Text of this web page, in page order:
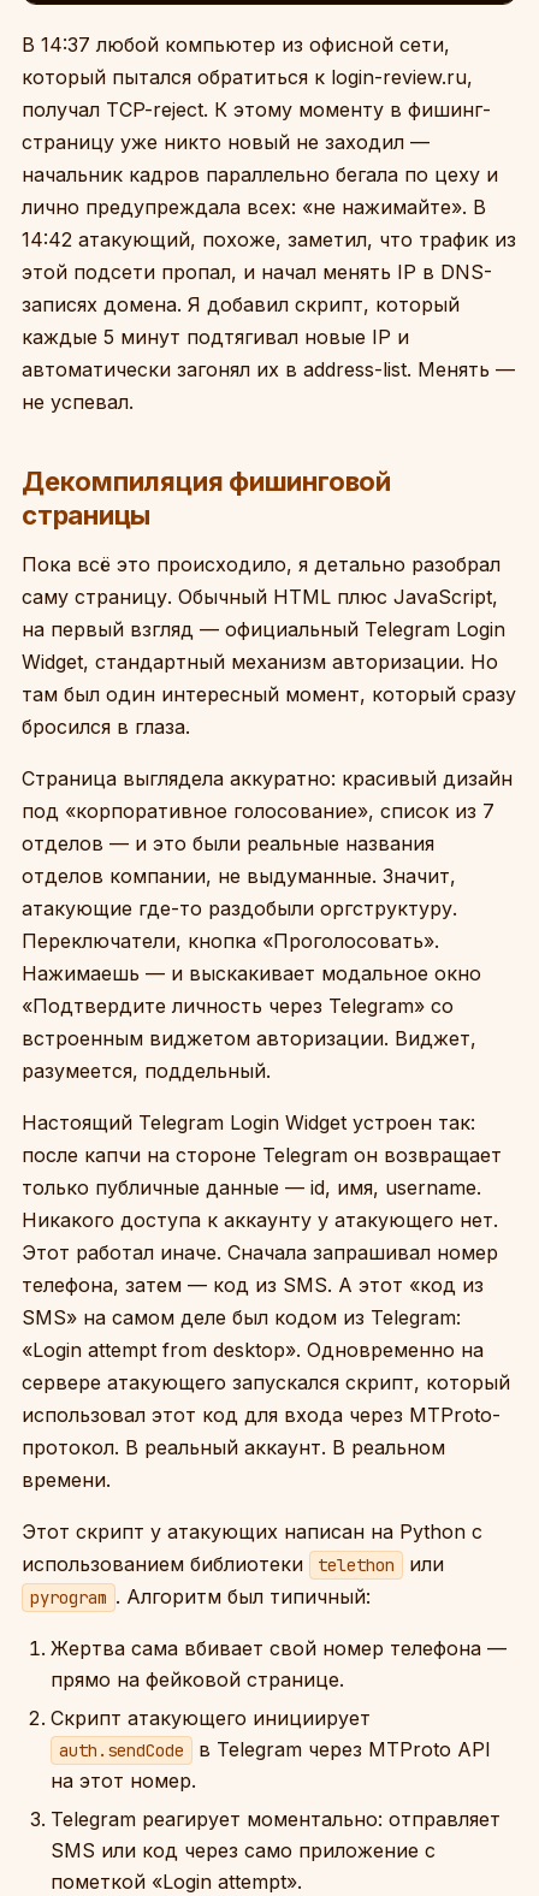
В 14:37 любой компьютер из офисной сети,
который пытался обратиться к login-review.ru,
получал TCP-reject. К этому моменту в фишинг-
страницу уже никто новый не заходил —
начальник кадров параллельно бегала по цеху и
лично предупреждала всех: «не нажимайте». В
14:42 атакующий, похоже, заметил, что трафик из
этой подсети пропал, и начал менять IP в DNS-
записях домена. Я добавил скрипт, который
каждые 5 минут подтягивал новые IP и
автоматически загонял их в address-list. Менять —
не успевал.
Декомпиляция фишинговой
страницы
Пока всё это происходило, я детально разобрал
саму страницу. Обычный HTML плюс JavaScript,
на первый взгляд — официальный Telegram Login
Widget, стандартный механизм авторизации. Но
там был один интересный момент, который сразу
бросился в глаза.
Страница выглядела аккуратно: красивый дизайн
под «корпоративное голосование», список из 7
отделов — и это были реальные названия
отделов компании, не выдуманные. Значит,
атакующие где-то раздобыли оргструктуру.
Переключатели, кнопка «Проголосовать».
Нажимаешь — и выскакивает модальное окно
«Подтвердите личность через Telegram» со
встроенным виджетом авторизации. Виджет,
разумеется, поддельный.
Настоящий Telegram Login Widget устроен так:
после капчи на стороне Telegram он возвращает
только публичные данные — id, имя, username.
Никакого доступа к аккаунту у атакующего нет.
Этот работал иначе. Сначала запрашивал номер
телефона, затем — код из SMS. А этот «код из
SMS» на самом деле был кодом из Telegram:
«Login attempt from desktop». Одновременно на
сервере атакующего запускался скрипт, который
использовал этот код для входа через MTProto-
протокол. В реальный аккаунт. В реальном
времени.
Этот скрипт у атакующих написан на Python с
использованием библиотеки
telethon или
pyrogram . Алгоритм был типичный:
Жертва сама вбивает свой номер телефона —
прямо на фейковой странице.
Скрипт атакующего инициирует
auth.sendCode
в Telegram через MTProto API
на этот номер.
Telegram реагирует моментально: отправляет
SMS или код через само приложение с
пометкой «Login attempt».